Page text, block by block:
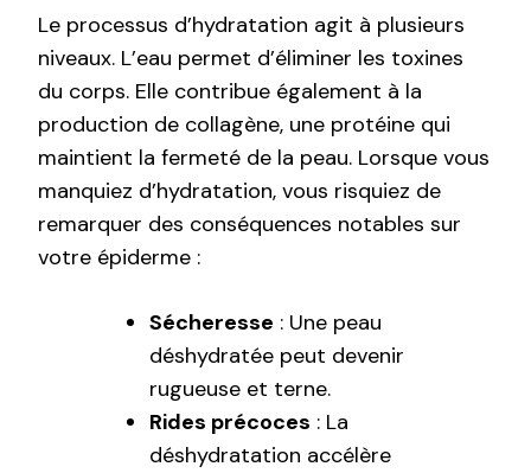
Le processus d’hydratation agit à plusieurs
niveaux. L’eau permet d’éliminer les toxines
du corps. Elle contribue également à la
production de collagène, une protéine qui
maintient la fermeté de la peau. Lorsque vous
manquiez d’hydratation, vous risquiez de
remarquer des conséquences notables sur
votre épiderme :
Sécheresse : Une peau
déshydratée peut devenir
rugueuse et terne.
Rides précoces : La
déshydratation accélère